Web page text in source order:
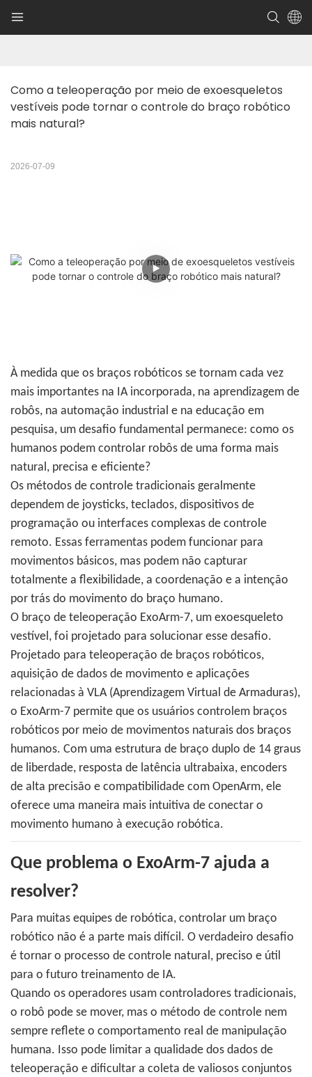
Como a teleoperação por meio de exoesqueletos
vestíveis pode tornar o controle do braço robótico
mais natural?
2026-07-09
À medida que os braços robóticos se tornam cada vez
mais importantes na IA incorporada, na aprendizagem de
robôs, na automação industrial e na educação em
pesquisa, um desafio fundamental permanece: como os
humanos podem controlar robôs de uma forma mais
natural, precisa e eficiente?
Os métodos de controle tradicionais geralmente
dependem de joysticks, teclados, dispositivos de
programação ou interfaces complexas de controle
remoto. Essas ferramentas podem funcionar para
movimentos básicos, mas podem não capturar
totalmente a flexibilidade, a coordenação e a intenção
por trás do movimento do braço humano.
O braço de teleoperação ExoArm-7, um exoesqueleto
vestível, foi projetado para solucionar esse desafio.
Projetado para teleoperação de braços robóticos,
aquisição de dados de movimento e aplicações
relacionadas à VLA (Aprendizagem Virtual de Armaduras),
o ExoArm-7 permite que os usuários controlem braços
robóticos por meio de movimentos naturais dos braços
humanos. Com uma estrutura de braço duplo de 14 graus
de liberdade, resposta de latência ultrabaixa, encoders
de alta precisão e compatibilidade com OpenArm, ele
oferece uma maneira mais intuitiva de conectar o
movimento humano à execução robótica.
Que problema o ExoArm-7 ajuda a
resolver?
Para muitas equipes de robótica, controlar um braço
robótico não é a parte mais difícil. O verdadeiro desafio
é tornar o processo de controle natural, preciso e útil
para o futuro treinamento de IA.
Quando os operadores usam controladores tradicionais,
o robô pode se mover, mas o método de controle nem
sempre reflete o comportamento real de manipulação
humana. Isso pode limitar a qualidade dos dados de
teleoperação e dificultar a coleta de valiosos conjuntos